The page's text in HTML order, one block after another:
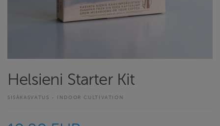
Helsieni Starter Kit
SISÄKASVATUS - INDOOR CULTIVATION